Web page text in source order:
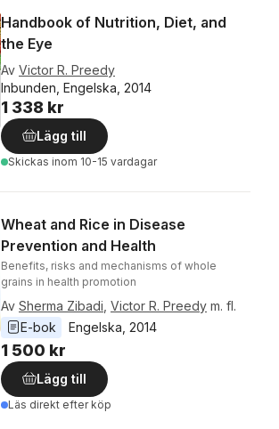
Handbook of Nutrition, Diet, and
the Eye
Av Victor R. Preedy
Inbunden, Engelska, 2014
1 338 kr
Lägg till
Skickas inom 10-15 vardagar
Wheat and Rice in Disease
Prevention and Health
Benefits, risks and mechanisms of whole
grains in health promotion
Av Sherma Zibadi Victor R. Preedy m. fl.
E-bok
Engelska 2014
1 500 kr
Lägg till
Läs direkt efter köp